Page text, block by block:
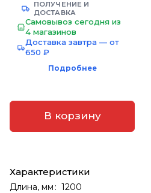
ПОЛУЧЕНИЕ И
ДОСТАВКА
Самовывоз сегодня из
4 магазинов
Доставка завтра — от
650 ₽
Подробнее
В корзину
Характеристики
Длина, мм : 1200